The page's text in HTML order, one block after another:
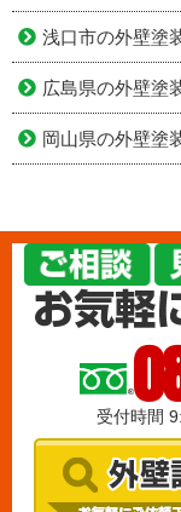
浅口市の外壁塗
広島県の外壁塗
岡山県の外壁塗
受付時間